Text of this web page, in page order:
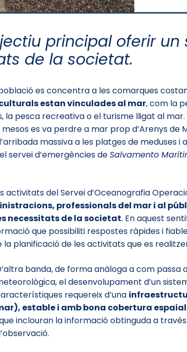
principal oferir
de la societat.
es concentra a les comarques
estan vinculades al mar, com la
pesca recreativa o el turisme lligat al
es va perdre a mar prop d’Arenys de
massiva a les platges de meduses i
servei d’emergències deSalvamento
del Servei d’Oceanografia
professionals del mar i al
necessitats de la societat. En aquest
que possibiliti respostes ràpides i
planificació de les activitats que es
banda, de forma anàloga a com passa
el desenvolupament d’un
requereix d’una
estable i amb bona cobertura espaial
inclouran la informació obtinguda a